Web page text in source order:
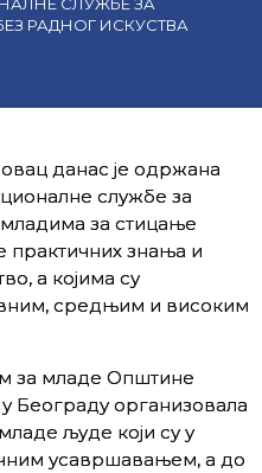
РАДНОГ ИСКУСТВА
данас је одржана
службе за
за стицање
практичних знања и
а којима су
средњим и високим
за младе Општине
Београду организовала
људе који су у
усавршавањем, а до